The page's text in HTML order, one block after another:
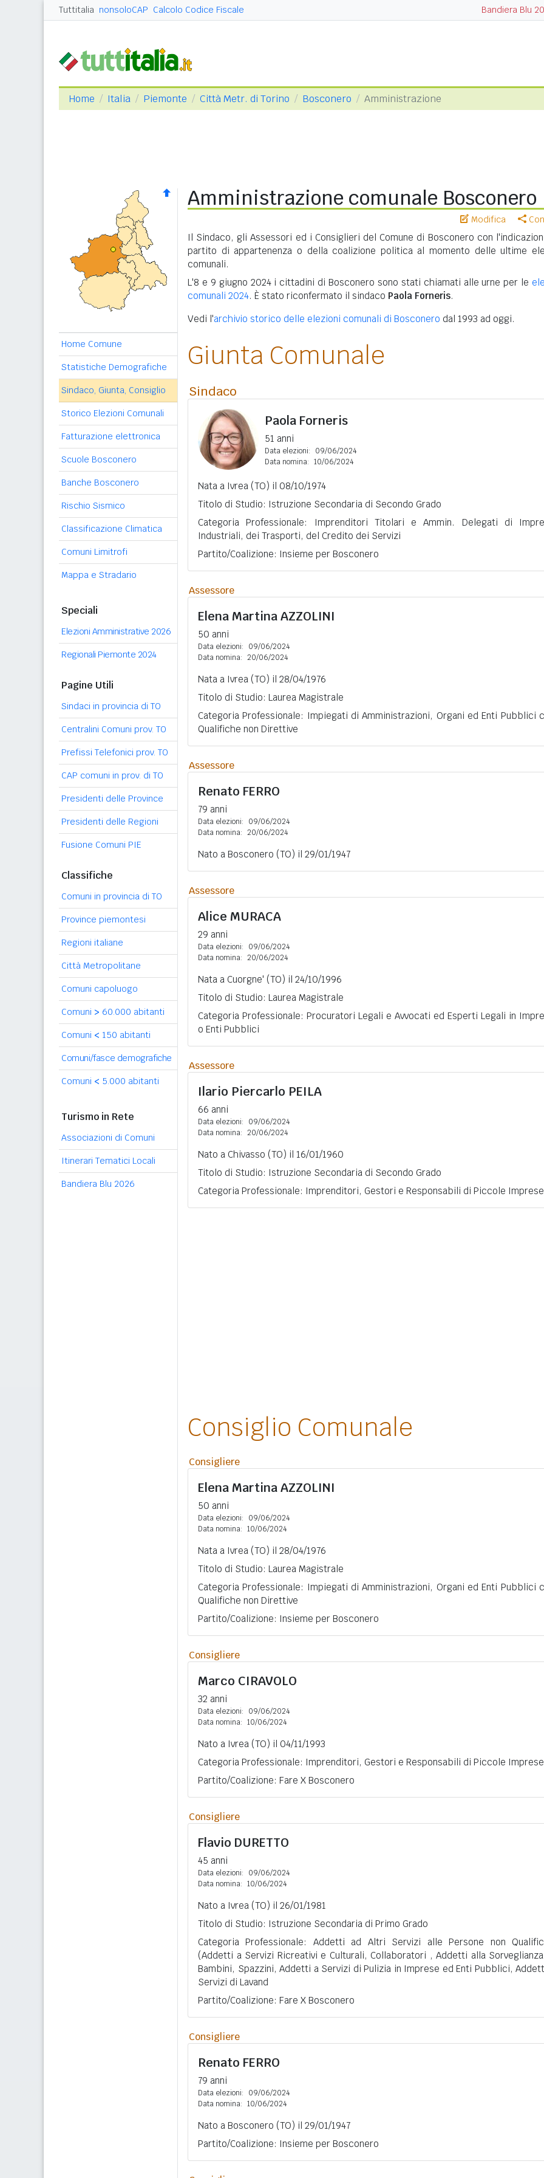
Tuttitalia nonsoloCAP Calcolo Codice Fiscale Bandiera Blu
Home Italia Piemonte Città Metr. di Torino Bosconero Amministrazione
Home Comune
Statistiche Demografiche
Sindaco, Giunta, Consiglio
Storico Elezioni Comunali
Fatturazione elettronica
Scuole Bosconero
Banche Bosconero
Rischio Sismico
Classificazione Climatica
Comuni Limitrofi
Mappa e Stradario
Speciali
Elezioni Amministrative 2026
Regionali Piemonte 2024
Pagine Utili
Sindaci in provincia di TO
Centralini Comuni prov. TO
Prefissi Telefonici prov. TO
CAP comuni in prov. di TO
Presidenti delle Province
Presidenti delle Regioni
Fusione Comuni PIE
Classifiche
Comuni in provincia di TO
Province piemontesi
Regioni italiane
Città Metropolitane
Comuni capoluogo
Comuni > 60.000 abitanti
Comuni < 150 abitanti
Comuni/fasce demografiche
Comuni < 5.000 abitanti
Turismo in Rete
Associazioni di Comuni
Itinerari Tematici Locali
Bandiera Blu 2026
Amministrazione comunale Bosconero
Modifica
Il Sindaco, gli Assessori ed i Consiglieri del Comune di Bosconero con
partito di appartenenza o della coalizione politica al momento delle ultime
comunali.
L'8 e 9 giugno 2024 i cittadini di Bosconero sono stati chiamati alle urne per le
comunali 2024. È stato riconfermato il sindaco Paola Forneris.
Vedi l'archivio storico delle elezioni comunali di Bosconero dal 1993 ad oggi.
Giunta Comunale
Sindaco
Paola Forneris
51 anni
Data elezioni:
09/06/2024
Data nomina: 10/06/2024
Nata a Ivrea (TO) il 08/10/1974
Titolo di Studio: Istruzione Secondaria di Secondo Grado
Categoria Professionale: Imprenditori Titolari e Ammin. Delegati di
Industriali, dei Trasporti, del Credito dei Servizi
Partito/Coalizione: Insieme per Bosconero
Assessore
Elena MartinaAZZOLINI
50 anni
Data elezioni:
09/06/2024
Data nomina: 20/06/2024
Nata a Ivrea (TO) il 28/04/1976
Titolo di Studio: Laurea Magistrale
Categoria Professionale: Impiegati di Amministrazioni, Organi ed Enti Pubblici
Qualifiche non Direttive
Assessore
Renato FERRO
79 anni
Data elezioni:
09/06/2024
Data nomina: 20/06/2024
Nato a Bosconero (TO) il 29/01/1947
Assessore
Alice MURACA
29 anni
Data elezioni:
09/06/2024
Data nomina: 20/06/2024
Nata a Cuorgne' (TO) il 24/10/1996
Titolo di Studio: Laurea Magistrale
Categoria Professionale: Procuratori Legali e Avvocati ed Esperti Legali in
o Enti Pubblici
Assessore
Ilario Piercarlo PEILA
66 anni
Data elezioni:
09/06/2024
Data nomina: 20/06/2024
Nato a Chivasso (TO) il 16/01/1960
Titolo di Studio: Istruzione Secondaria di Secondo Grado
Categoria Professionale: Imprenditori, Gestori e Responsabili di Piccole Imprese
Consiglio Comunale
Consigliere
Elena MartinaAZZOLINI
50 anni
Data elezioni:
09/06/2024
Data nomina: 10/06/2024
Nata a Ivrea (TO) il 28/04/1976
Titolo di Studio: Laurea Magistrale
Categoria Professionale: Impiegati di Amministrazioni, Organi ed Enti Pubblici
Qualifiche non Direttive
Partito/Coalizione: Insieme per Bosconero
Consigliere
Marco CIRAVOLO
32 anni
Data elezioni:
09/06/2024
Data nomina: 10/06/2024
Nato a Ivrea (TO) il 04/11/1993
Categoria Professionale: Imprenditori, Gestori e Responsabili di Piccole Imprese
Partito/Coalizione: Fare X Bosconero
Consigliere
Flavio DURETTO
45 anni
Data elezioni:
09/06/2024
Data nomina: 10/06/2024
Nato a Ivrea (TO) il 26/01/1981
Titolo di Studio: Istruzione Secondaria di Primo Grado
Categoria Professionale: Addetti ad Altri Servizi alle Persone non
(Addetti a Servizi Ricreativi e Culturali, Collaboratori , Addetti alla
Bambini, Spazzini, Addetti a Servizi di Pulizia in Imprese ed Enti Pubblici,
Servizi di Lavand
Partito/Coalizione: Fare X Bosconero
Consigliere
Renato FERRO
79 anni
Data elezioni:
09/06/2024
Data nomina: 10/06/2024
Nato a Bosconero (TO) il 29/01/1947
Partito/Coalizione: Insieme per Bosconero